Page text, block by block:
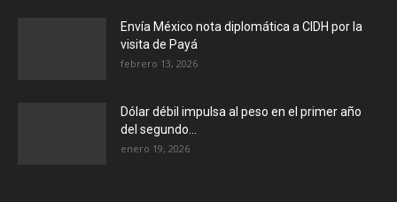
Envía México nota diplomática a CIDH por la
visita de Payá
febrero 13, 2026
Dólar débil impulsa al peso en el primer año
del segundo...
enero 19, 2026